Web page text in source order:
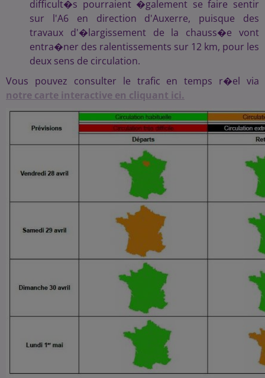
difficult�s pourraient �galement se faire sentir
sur l'A6 en direction d'Auxerre, puisque des
travaux d'�largissement de la chauss�e vont
entra�ner des ralentissements sur 12 km, pour les
deux sens de circulation.
Vous pouvez consulter le trafic en temps r�el via
notre carte interactive en cliquant ici.